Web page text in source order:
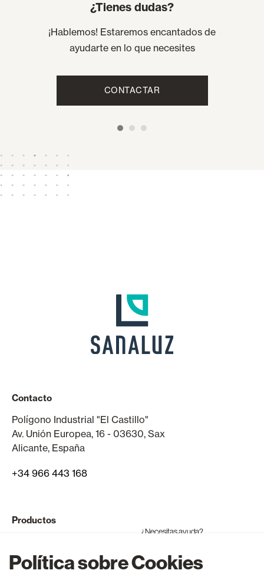
Política sobre Cookies
¿Tienes dudas?
¡Hablemos! Estaremos encantados de
ayudarte en lo que necesites
CONTACTAR
Contacto
Polígono Industrial "El Castillo"
Av. Unión Europea, 16 - 03630, Sax
Alicante, España
+34 966 443 168
Productos
Ventanas y puertas de PVC
¿Necesitas ayuda?